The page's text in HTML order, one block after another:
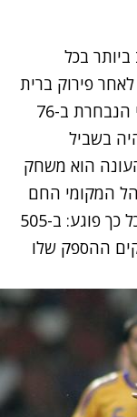
בכל
הזמנים של הנבחרת שהוקמה ב-1992 לאחר פירוק ברית
המועצות. לחלוץ ישנם 24 שערים במדי הנבחרת ב-76
בשביל
הוא משחק
המקומי החם
הוא כבר רגיל. בקמפיין הנוכחי הוא לא כל כך פוגע: ב-505
ההספק שלו